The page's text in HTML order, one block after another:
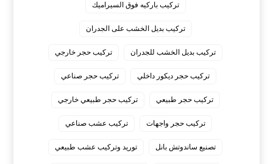
تركيب باركيه فوق السيراميك
تركيب بديل الخشب على الجدران
تركيب بديل الخشب للجدران تركيب حجر خارجي
تركيب حجر ديكور داخلي تركيب حجر صناعي
تركيب حجر طبيعي تركيب حجر طبيعي خارجي
تركيب حجر واجهات تركيب عشب صناعي
تصنيع ساندوتش بانل توريد وتركيب عشب طبيعي